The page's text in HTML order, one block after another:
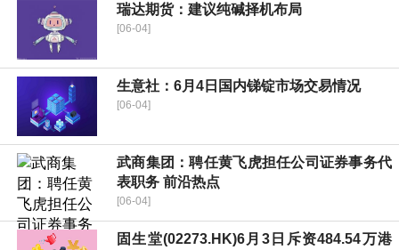
瑞达期货：建议纯碱择机布局
[06-04]
生意社：6月4日国内锑锭市场交易情况
[06-04]
武商集团：聘任黄飞虎担任公司证券事务代
表职务 前沿热点
[06-04]
固生堂(02273.HK)6月3日斥资484.54万港